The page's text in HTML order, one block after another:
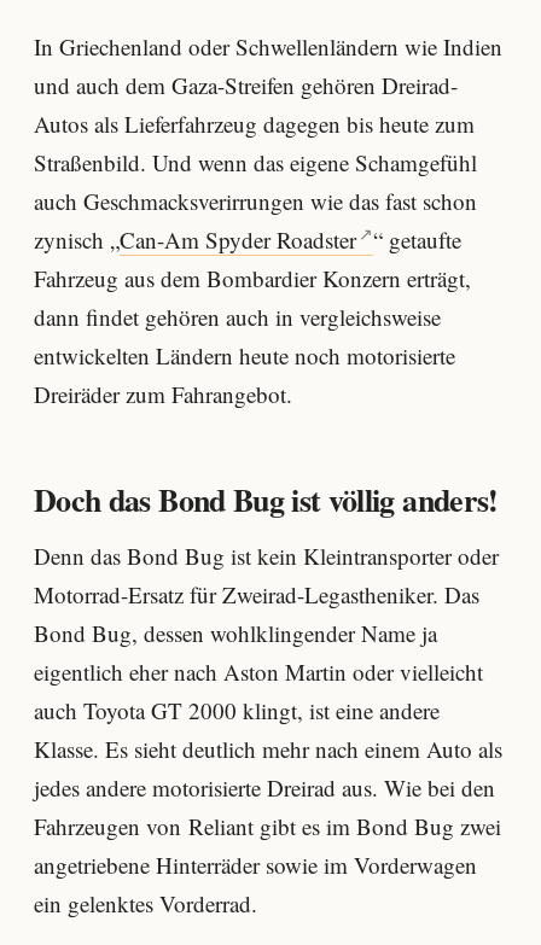
In Griechenland oder Schwellenländern wie Indien
und auch dem Gaza-Streifen gehören Dreirad-
Autos als Lieferfahrzeug dagegen bis heute zum
Straßenbild. Und wenn das eigene Schamgefühl
auch Geschmacksverirrungen wie das fast schon
zynisch „Can-Am Spyder Roadster “ getaufte
Fahrzeug aus dem Bombardier Konzern erträgt,
dann findet gehören auch in vergleichsweise
entwickelten Ländern heute noch motorisierte
Dreiräder zum Fahrangebot.
Doch das Bond Bug ist völlig anders!
Denn das Bond Bug ist kein Kleintransporter oder
Motorrad-Ersatz für Zweirad-Legastheniker. Das
Bond Bug, dessen wohlklingender Name ja
eigentlich eher nach Aston Martin oder vielleicht
auch Toyota GT 2000 klingt, ist eine andere
Klasse. Es sieht deutlich mehr nach einem Auto als
jedes andere motorisierte Dreirad aus. Wie bei den
Fahrzeugen von Reliant gibt es im Bond Bug zwei
angetriebene Hinterräder sowie im Vorderwagen
ein gelenktes Vorderrad.